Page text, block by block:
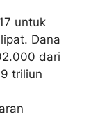
untuk
Dana
dari
triliun